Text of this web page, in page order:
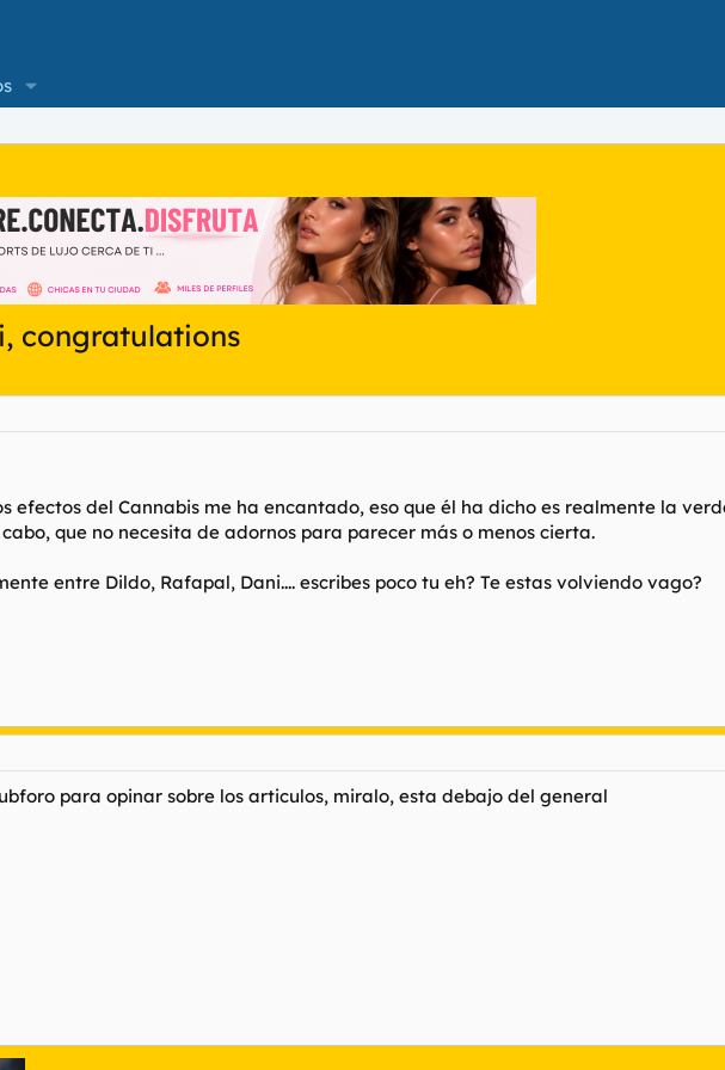
congratulations
efectos del Cannabis me ha encantado, eso que él ha dicho es realmente la
que no necesita de adornos para parecer más o menos cierta.
entre Dildo, Rafapal, Dani.... escribes poco tu eh? Te estas volviendo vago?
para opinar sobre los articulos, miralo, esta debajo del general